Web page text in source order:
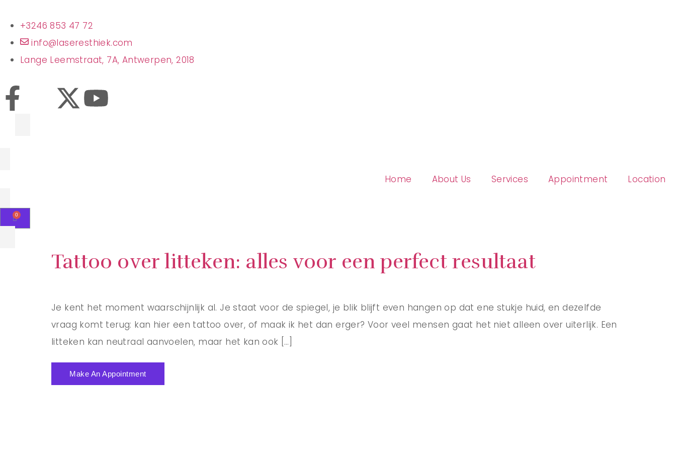
+3246 853 47 72
info@laseresthiek.com
Lange Leemstraat, 7A, Antwerpen, 2018
Home About Us Services Appointment Location
Tattoo over litteken: alles voor een perfect resultaat
Je kent het moment waarschijnlijk al. Je staat voor de spiegel, je blik blijft even hangen op dat ene stukje huid, en dezelfde
vraag komt terug: kan hier een tattoo over, of maak ik het dan erger? Voor veel mensen gaat het niet alleen over uiterlijk. Een
litteken kan neutraal aanvoelen, maar het kan ook […]
Make An Appointment